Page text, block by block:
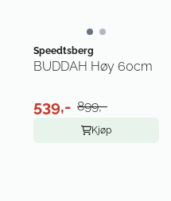
Speedtsberg
BUDDAH Høy 60cm
539,- 899,-
Kjøp